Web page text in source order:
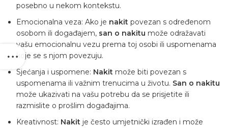
posebno u nekom kontekstu.
Emocionalna veza: Ako je nakit povezan s određenom
osobom ili događajem, san o nakitu može odražavati
vašu emocionalnu vezu prema toj osobi ili uspomenama
koje se s njom povezuju.
Sjećanja i uspomene: Nakit može biti povezan s
uspomenama ili važnim trenucima u životu. San o nakitu
može ukazivati na vašu potrebu da se prisjetite ili
razmislite o prošlim događajima.
Kreativnost: Nakit je često umjetnički izrađen i može